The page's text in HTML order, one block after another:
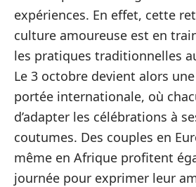
expériences. En effet, cette
culture amoureuse est en
les pratiques traditionnelles
Le 3 octobre devient alors
portée internationale, où
d’adapter les célébrations à
coutumes. Des couples en
même en Afrique profitent
journée pour exprimer leur